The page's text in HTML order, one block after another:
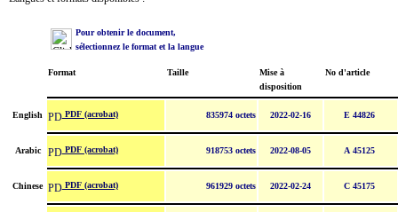
Pour obtenir le document,
sélectionnez le format et la langue
Format Taille
Mise à
disposition
No d'article
English PDF (acrobat) 835974 octets 2022-02-16 E 44826
Arabic PDF (acrobat) 918753 octets 2022-08-05 A 45125
Chinese PDF (acrobat) 961929 octets 2022-02-24 C 45175